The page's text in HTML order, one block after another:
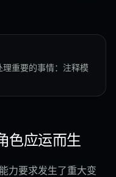
重要的事情：注释模
色应运而生
力要求发生了重大变